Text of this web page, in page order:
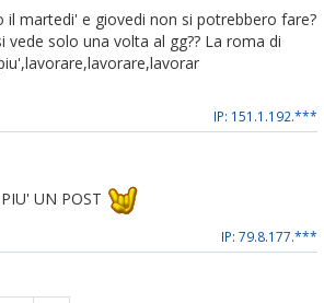
martedi' e giovedi non si potrebbero fare?
solo una volta al gg?? La roma di
IP: 151.1.192.***
UN POST
IP: 79.8.177.***